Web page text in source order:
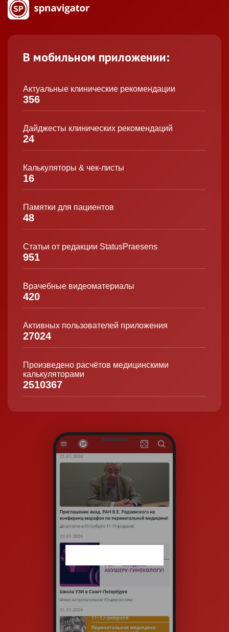
В мобильном приложении:
Актуальные клинические рекомендации
356
Дайджесты клинических рекомендаций
24
Калькуляторы & чек-листы
16
Памятки для пациентов
48
Статьи от редакции StatusPraesens
951
Врачебные видеоматериалы
420
Активных пользователей приложения
27024
Произведено расчётов медицинскими
калькуляторами
2510367